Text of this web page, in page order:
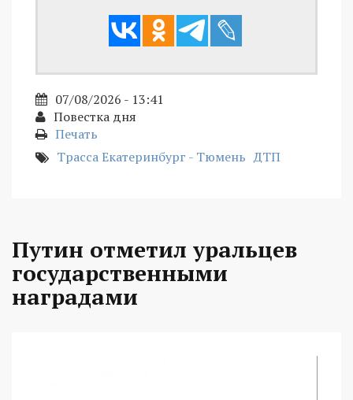
07/08/2026 - 13:41
Повестка дня
Печать
Трасса Екатеринбург - Тюмень ДТП
Путин отметил уральцев
государственными
наградами